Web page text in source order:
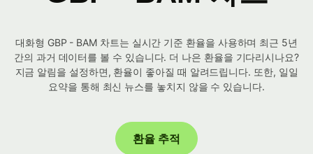
대화형 GBP - BAM 차트는 실시간 기준 환율을 사용하며 최근 5년
간의 과거 데이터를 볼 수 있습니다. 더 나은 환율을 기다리시나요?
지금 알림을 설정하면, 환율이 좋아질 때 알려드립니다. 또한, 일일
요약을 통해 최신 뉴스를 놓치지 않을 수 있습니다.
환율 추적